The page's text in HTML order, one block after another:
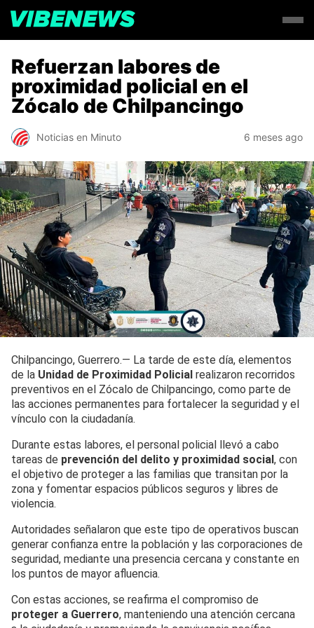
Refuerzan labores de
proximidad policial en el
Zócalo de Chilpancingo
Noticias en Minuto 6 meses ago
Chilpancingo, Guerrero.— La tarde de este día, elementos
de la Unidad de Proximidad Policial realizaron recorridos
preventivos en el Zócalo de Chilpancingo, como parte de
las acciones permanentes para fortalecer la seguridad y el
vínculo con la ciudadanía.
Durante estas labores, el personal policial llevó a cabo
tareas de prevención del delito y proximidad social, con
el objetivo de proteger a las familias que transitan por la
zona y fomentar espacios públicos seguros y libres de
violencia.
Autoridades señalaron que este tipo de operativos buscan
generar confianza entre la población y las corporaciones de
seguridad, mediante una presencia cercana y constante en
los puntos de mayor afluencia.
Con estas acciones, se reafirma el compromiso de
proteger a Guerrero, manteniendo una atención cercana